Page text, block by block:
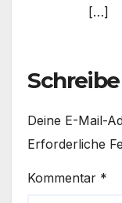
[…]
Deine E-Mail-
Erforderliche
Kommentar *